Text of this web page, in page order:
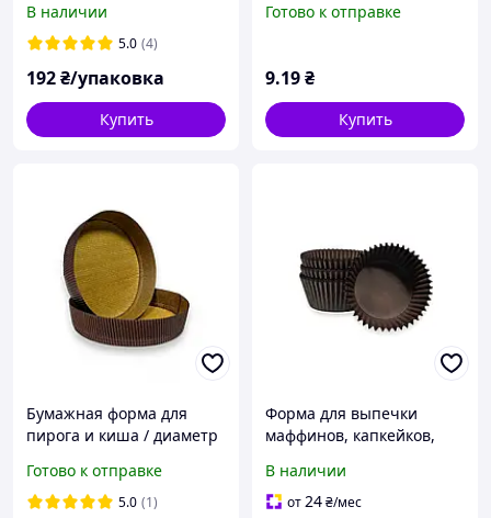
Набор 5шт/темно-
коричневый/золото
В наличии
5.0 (4)
192₴/упаковка
Купить
мм) темно-коричневые +
Готово к отправке
9.19₴
Купить
Бумажная форма для
пирога и киша / диаметр
темно-коричневый
Готово к отправке
5.0 (1)
Форма для выпечки
маффинов, капкейков,
коричневая 500шт/уп.
50x30 / Одноразовые
В наличии
от24₴/мес